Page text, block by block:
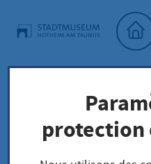
Accueil"
Musée municipal
protection